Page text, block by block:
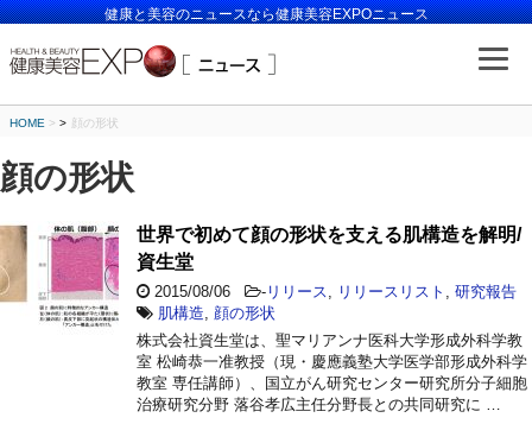
健康と美容のニュースなら健康美容EXPOニュース
HOME > 顔の形状
顔の形状
世界で初めて顔の形状を支える肌構造を解明/
資生堂
2015/08/06 - リリース リリースリスト
研究報告
肌構造
顔の形状
株式会社資生堂は、聖マリアンナ医科大学形成外科学教
室 松崎恭一准教授（現・慶應義塾大学医学部形成外科学
教室 専任講師）、国立がん研究センター研究所分子細胞
治療研究分野 落谷孝広主任分野長との共同研究に …